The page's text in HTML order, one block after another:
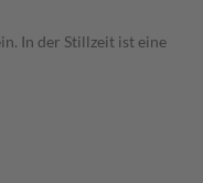
In der Stillzeit ist eine